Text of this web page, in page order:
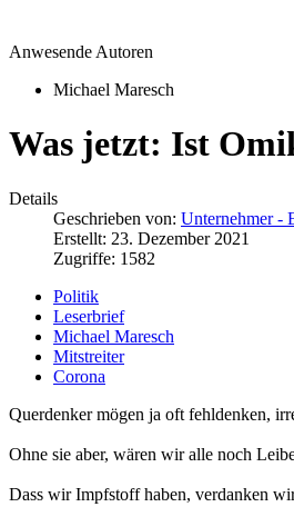
Anwesende Autoren
Michael Maresch
Was jetzt: Ist
Details
Geschrieben von: Unternehmer -
Erstellt: 23. Dezember 2021
Zugriffe: 1582
Politik
Leserbrief
Michael Maresch
Mitstreiter
Corona
Querdenker mögen ja oft fehldenken,
Ohne sie aber, wären wir alle noch
Dass wir Impfstoff haben, verdanken